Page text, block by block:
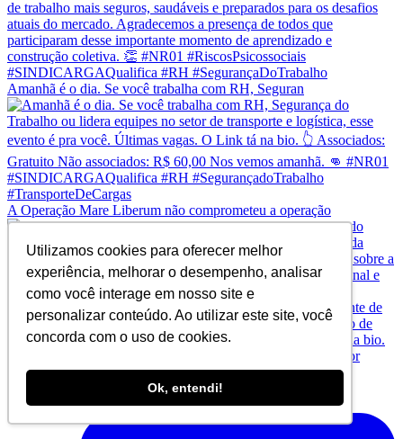
Utilizamos cookies para oferecer melhor
experiência, melhorar o desempenho, analisar
como você interage em nosso site e
personalizar conteúdo. Ao utilizar este site, você
concorda com o uso de cookies.
Ok, entendi!
Amanhã é o dia. Se você trabalha com RH, Seguran
A Operação Mare Liberum não comprometeu a operação
Risco psicossocial não é “estresse no trabalho”. A